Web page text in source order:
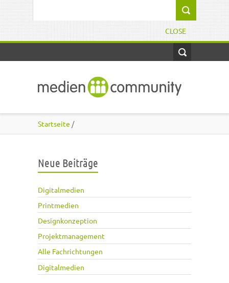
CLOSE
Startseite /
Neue Beiträge
Digitalmedien
Printmedien
Designkonzeption
Projektmanagement
Alle Fachrichtungen
Digitalmedien